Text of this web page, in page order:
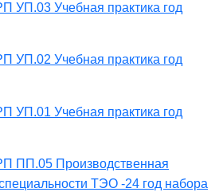
УП.03 Учебная практика год
УП.02 Учебная практика год
УП.01 Учебная практика год
ПП.05 Производственная
ТЭО -24 год набора